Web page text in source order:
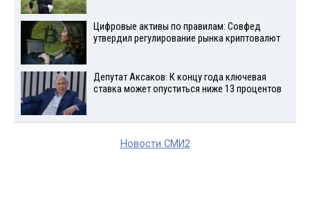
Цифровые активы по правилам: Совфед
утвердил регулирование рынка криптовалют
Депутат Аксаков: К концу года ключевая
ставка может опуститься ниже 13 процентов
Новости СМИ2